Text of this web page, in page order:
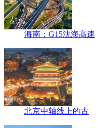
海南：G15沈海高速
北京中轴线上的古